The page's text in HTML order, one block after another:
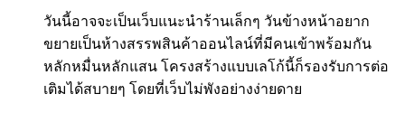
วันนี้อาจจะเป็นเว็บแนะนำร้านเล็กๆ วันข้างหน้าอยาก
ขยายเป็นห้างสรรพสินค้าออนไลน์ที่มีคนเข้าพร้อมกัน
หลักหมื่นหลักแสน โครงสร้างแบบเลโก้นี้ก็รองรับการต่อ
เติมได้สบายๆ โดยที่เว็บไม่พังอย่างง่ายดาย